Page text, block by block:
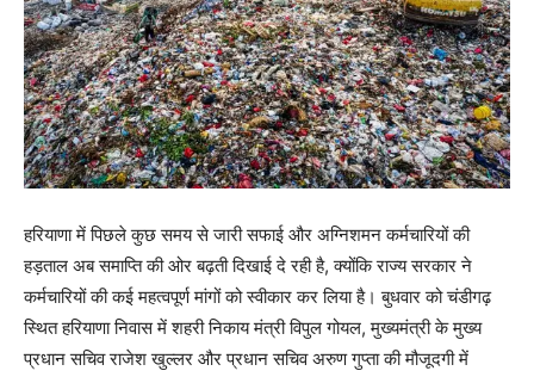
हरियाणा में पिछले कुछ समय से जारी सफाई और अग्निशमन कर्मचारियों की
हड़ताल अब समाप्ति की ओर बढ़ती दिखाई दे रही है, क्योंकि राज्य सरकार ने
कर्मचारियों की कई महत्वपूर्ण मांगों को स्वीकार कर लिया है। बुधवार को चंडीगढ़
स्थित हरियाणा निवास में शहरी निकाय मंत्री विपुल गोयल, मुख्यमंत्री के मुख्य
प्रधान सचिव राजेश खुल्लर और प्रधान सचिव अरुण गुप्ता की मौजूदगी में